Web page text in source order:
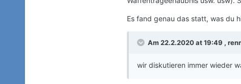
Es fand genau das statt, was du
Am 22.2.2020 at 19:49 ,
wir diskutieren immer wieder